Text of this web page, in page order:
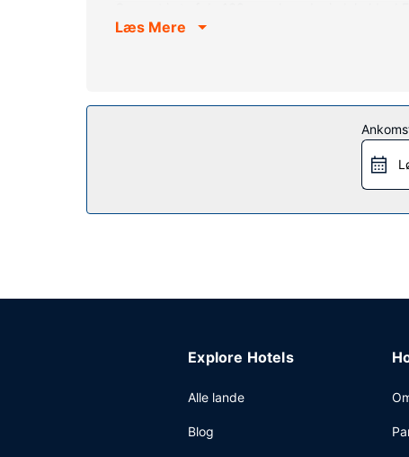
privat badeværelse med gratis toiletartikler og
Tag forbi dette hotels restaurant, og spis
rundt. Tag forbi baren/loungen, hvor du kan
weekenderne fra kl. 08.00 til kl. 10.00 mod et
Læs Mere
Explore Hotels
Alle lande
Blog